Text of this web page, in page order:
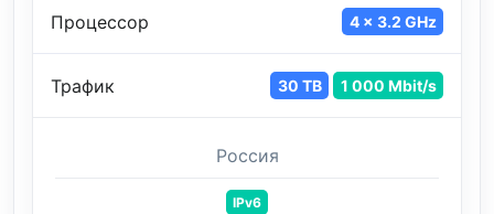
Процессор 4 x 3.2 GHz
Трафик 30 TB 1 000 Mbit/s
Россия
IPv6